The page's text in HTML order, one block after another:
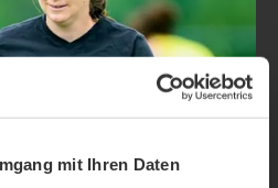
mit Ihren Daten